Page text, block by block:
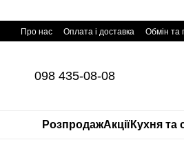
Про нас Оплата і доставка Обмін та
098 435-08-08
РозпродажАкціїКухня та